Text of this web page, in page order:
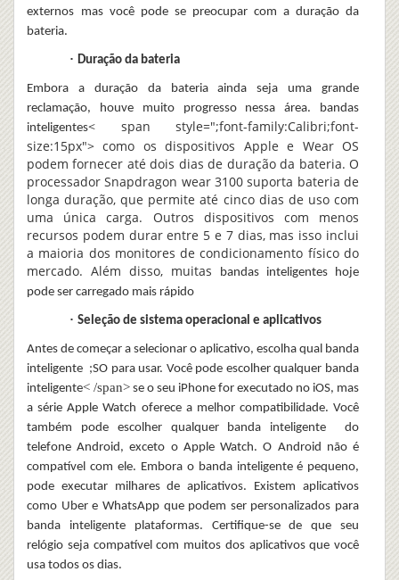
externos mas você pode se preocupar com a duração da
bateria.
· Duração da bateria
Embora a duração da bateria ainda seja uma grande
reclamação, houve muito progresso nessa área.
bandas
inteligentes< span style=";font-family:Calibri;font-
size:15px"> como os dispositivos Apple e Wear OS
podem fornecer até dois dias de duração da bateria. O
processador Snapdragon wear 3100 suporta bateria de
longa duração, que permite até cinco dias de uso com
uma única carga. Outros dispositivos com menos
recursos podem durar entre 5 e 7 dias, mas isso inclui
a maioria dos monitores de condicionamento físico do
mercado. Além disso, muitas
bandas inteligentes hoje
pode ser carregado mais rápido
· Seleção de sistema operacional e aplicativos
Antes de começar a selecionar o aplicativo, escolha qual banda
inteligente ;SO para usar. Você pode escolher qualquer banda
inteligente< /span> se o seu iPhone for executado no iOS, mas
a série Apple Watch oferece a melhor compatibilidade. Você
também pode escolher qualquer
banda inteligente
do
telefone Android, exceto o Apple Watch. O Android não é
compatível com ele. Embora o banda inteligenteé pequeno,
pode executar milhares de aplicativos. Existem aplicativos
como Uber e WhatsApp que podem ser personalizados para
banda inteligenteplataformas. Certifique-se de que seu
relógio seja compatível com muitos dos aplicativos que você
usa todos os dias.